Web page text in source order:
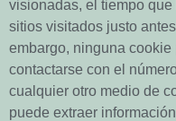
visionadas, el tiempo
sitios visitados justo
embargo, ninguna
contactarse con el
cualquier otro medio de
puede extraer